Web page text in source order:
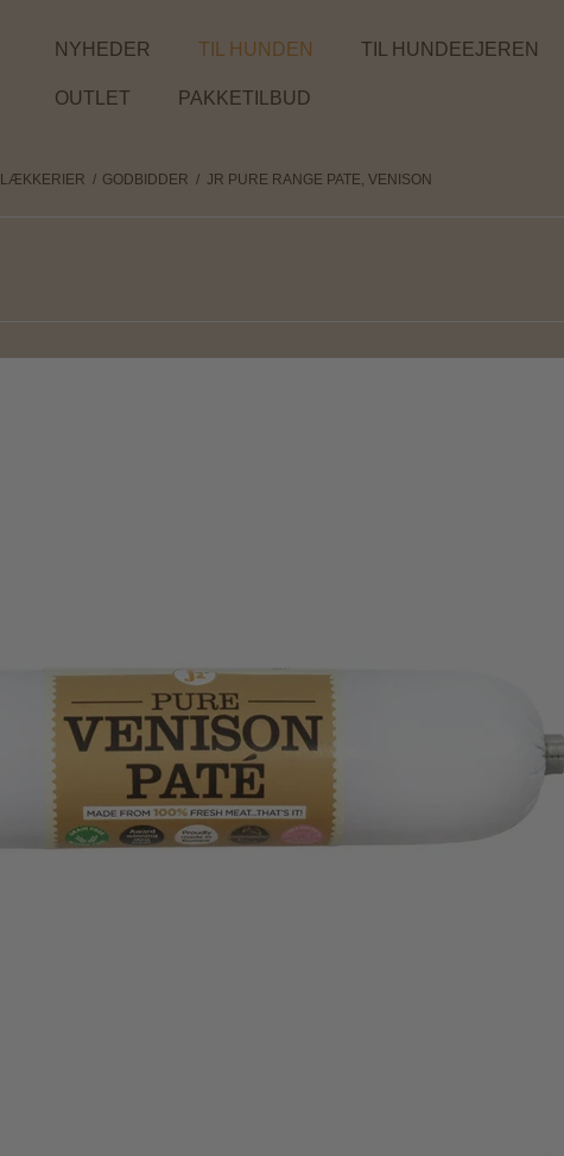
NYHEDER TIL HUNDEN TIL HUNDEEJEREN
OUTLET PAKKETILBUD
LÆKKERIER / GODBIDDER / JR PURE RANGE PATE, VENISON